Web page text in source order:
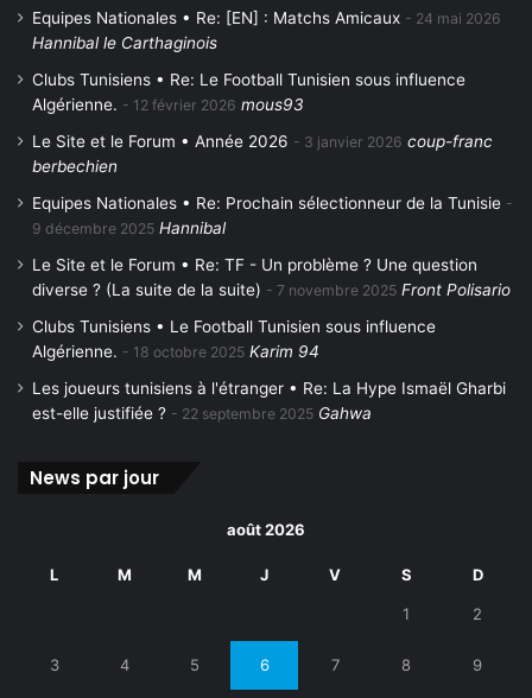
Equipes Nationales • Re: [EN] : Matchs Amicaux
24 mai 2026
Hannibal le Carthaginois
Clubs Tunisiens • Re: Le Football Tunisien sous influence
Algérienne.
12 février 2026 mous93
Le Site et le Forum • Année 2026
3 janvier 2026 coup-franc
berbechien
Equipes Nationales • Re: Prochain sélectionneur de la Tunisie
9 décembre 2025 Hannibal
Le Site et le Forum • Re: TF - Un problème ? Une question
diverse ? (La suite de la suite)
7 novembre 2025 Front Polisario
Clubs Tunisiens • Le Football Tunisien sous influence
Algérienne.
18 octobre 2025 Karim 94
Les joueurs tunisiens à l'étranger • Re: La Hype Ismaël Gharbi
est-elle justifiée ?
22 septembre 2025 Gahwa
News par jour
août 2026
L M M J V S D
1 2
3 4 5 6 7 8 9